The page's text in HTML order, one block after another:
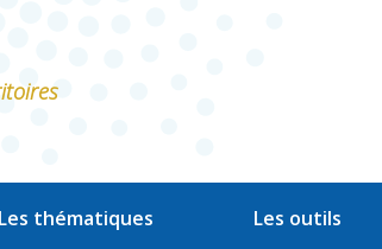
Les thématiques Les outils